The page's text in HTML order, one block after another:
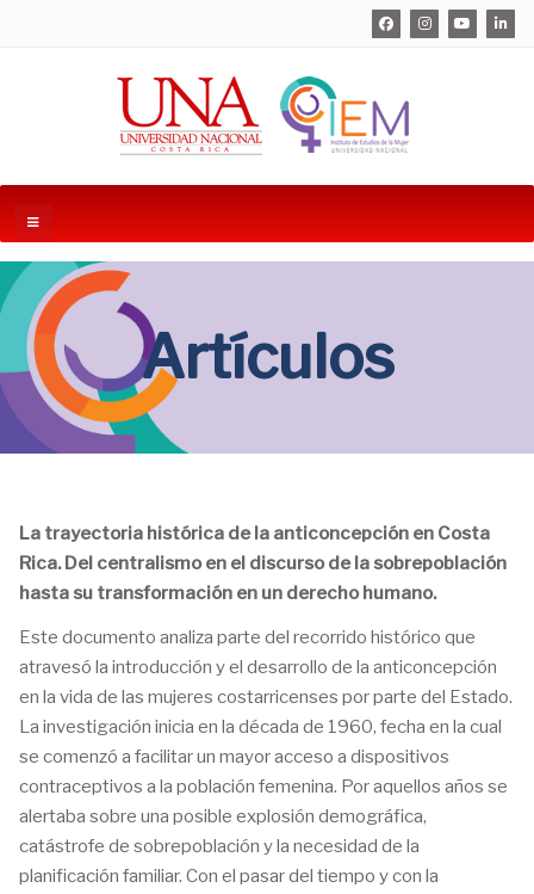
Artículos
La trayectoria histórica de la anticoncepción en Costa
Rica. Del centralismo en el discurso de la sobrepoblación
hasta su transformación en un derecho humano.
Este documento analiza parte del recorrido histórico que
atravesó la introducción y el desarrollo de la anticoncepción
en la vida de las mujeres costarricenses por parte del Estado.
La investigación inicia en la década de 1960, fecha en la cual
se comenzó a facilitar un mayor acceso a dispositivos
contraceptivos a la población femenina. Por aquellos años se
alertaba sobre una posible explosión demográfica,
catástrofe de sobrepoblación y la necesidad de la
planificación familiar. Con el pasar del tiempo y con la